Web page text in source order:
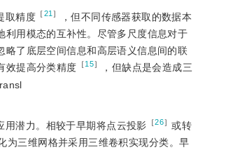
取精度 ［21 ］
，但不同传感器获取的数据本
用模态的互补性。尽管多尺度信息对于
了底层空间信息和高层语义信息间的联
效提高分类精度 ［15］
，但缺点是会造成三
用潜力。相较于早期将点云投影 ［26］或转
为三维网格并采用三维卷积实现分类。早